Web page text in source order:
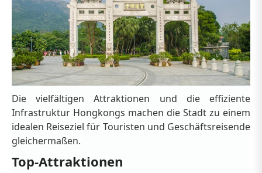
Die vielfältigen Attraktionen und die effiziente
Infrastruktur Hongkongs machen die Stadt zu einem
idealen Reiseziel für Touristen und Geschäftsreisende
gleichermaßen.
Top-Attraktionen